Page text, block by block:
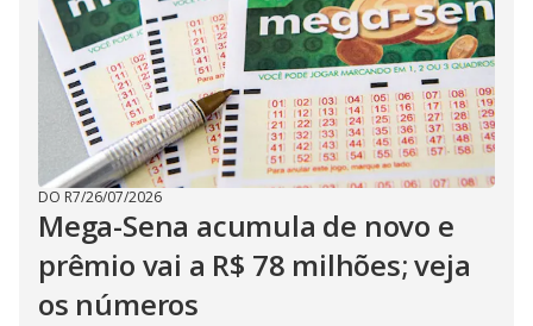
DO R7/26/07/2026
Mega-Sena acumula de novo e
prêmio vai a R$ 78 milhões; veja
os números